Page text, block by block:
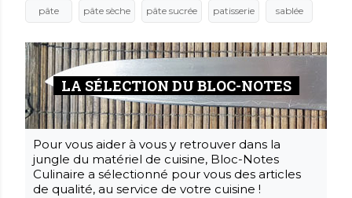
pâte pâte sèche pâte sucrée patisserie sablée
LA SÉLECTION DU BLOC-NOTES
Pour vous aider à vous y retrouver dans la
jungle du matériel de cuisine, Bloc-Notes
Culinaire a sélectionné pour vous des articles
de qualité, au service de votre cuisine !